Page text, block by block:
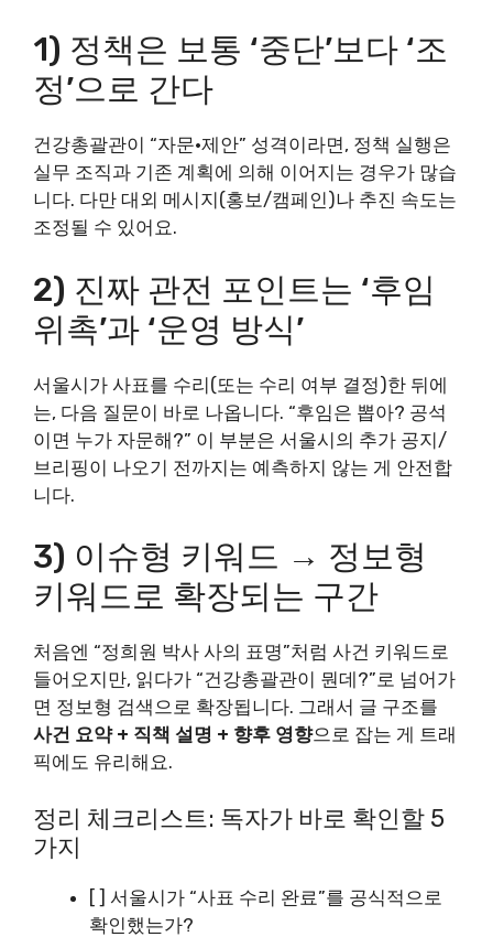
1) 정책은 보통 ‘중단’보다 ‘조
정’으로 간다
건강총괄관이 “자문·제안” 성격이라면, 정책 실행은
실무 조직과 기존 계획에 의해 이어지는 경우가 많습
니다. 다만 대외 메시지(홍보/캠페인)나 추진 속도는
조정될 수 있어요.
2) 진짜 관전 포인트는 ‘후임
위촉’과 ‘운영 방식’
서울시가 사표를 수리(또는 수리 여부 결정)한 뒤에
는, 다음 질문이 바로 나옵니다. “후임은 뽑아? 공석
이면 누가 자문해?” 이 부분은 서울시의 추가 공지/
브리핑이 나오기 전까지는 예측하지 않는 게 안전합
니다.
3) 이슈형 키워드 → 정보형
키워드로 확장되는 구간
처음엔 “정희원 박사 사의 표명”처럼 사건 키워드로
들어오지만, 읽다가 “건강총괄관이 뭔데?”로 넘어가
면 정보형 검색으로 확장됩니다. 그래서 글 구조를
사건 요약 + 직책 설명 + 향후 영향으로 잡는 게 트래
픽에도 유리해요.
정리 체크리스트: 독자가 바로 확인할 5
가지
[ ] 서울시가 “사표 수리 완료”를 공식적으로
확인했는가?